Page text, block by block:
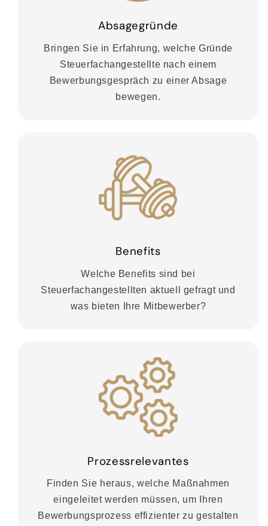
Absagegründe
Bringen Sie in Erfahrung, welche Gründe
Steuerfachangestellte nach einem
Bewerbungsgespräch zu einer Absage
bewegen.
Benefits
Welche Benefits sind bei
Steuerfachangestellten aktuell gefragt und
was bieten Ihre Mitbewerber?
Prozessrelevantes
Finden Sie heraus, welche Maßnahmen
eingeleitet werden müssen, um Ihren
Bewerbungsprozess effizienter zu gestalten